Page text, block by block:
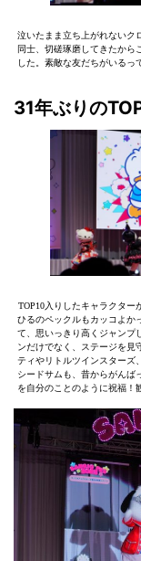
泣いたまま立ち上がれないク
同士、切磋琢磨してきたから
した。素敵な友だちがいるっ
31年ぶりの
TOP10入りしたキャラクター
ひるのペックルもカッコよか
て、思いっきり高くジャンプ
ンだけでなく、ステージを見
ティやリトルツインスターズ
シードサムも、昔からがんば
を自分のことのように祝福！